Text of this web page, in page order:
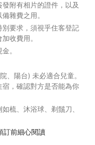
附有相片的證件，以及
雜費之用。
要求，須視乎住客登記
收費用。
。
、陽台) 未必適合兒童。
，確認對方是否能為你
梳、沐浴球、剃鬚刀、
訂前細心閱讀